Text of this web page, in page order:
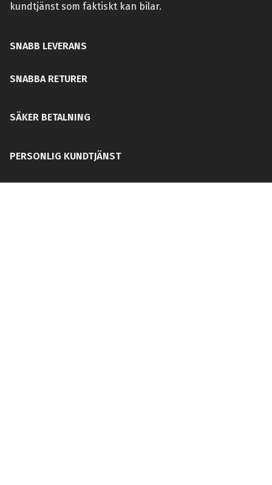
kundtjänst som faktiskt kan bilar.
SNABB LEVERANS
SNABBA RETURER
SÄKER BETALNING
PERSONLIG KUNDTJÄNST